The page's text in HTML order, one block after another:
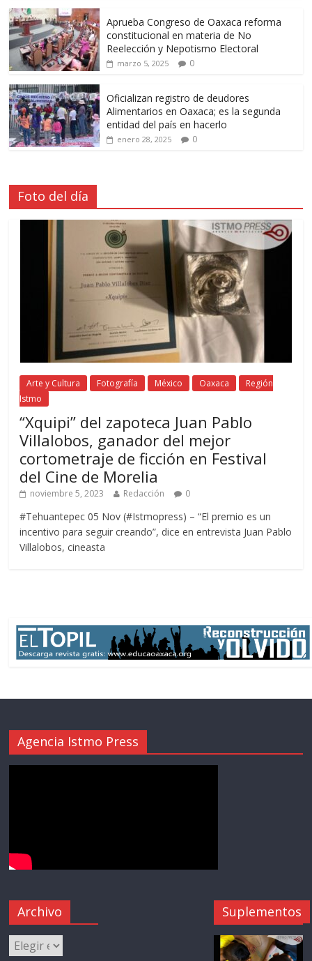
Aprueba Congreso de Oaxaca reforma
constitucional en materia de No
Reelección y Nepotismo Electoral
marzo 5, 2025 0
Oficializan registro de deudores
Alimentarios en Oaxaca; es la segunda
entidad del país en hacerlo
enero 28, 2025 0
Foto del día
Arte y Cultura Fotografía México Oaxaca
Región
Istmo
“Xquipi” del zapoteca Juan Pablo
Villalobos, ganador del mejor
cortometraje de ficción en Festival
del Cine de Morelia
noviembre 5, 2023 Redacción 0
#Tehuantepec 05 Nov (#Istmopress) – “El premio es un
incentivo para seguir creando”, dice en entrevista Juan Pablo
Villalobos, cineasta
Agencia Istmo Press
Archivo Suplementos